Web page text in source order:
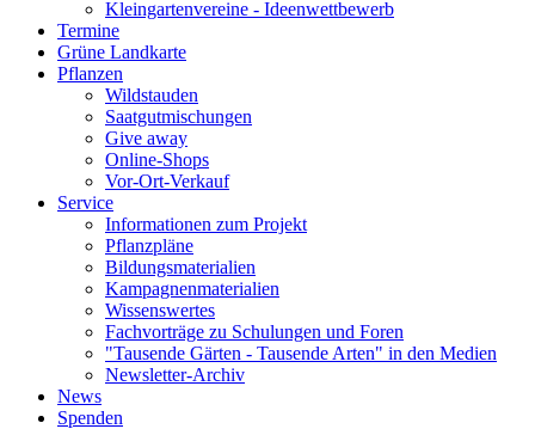
Kleingartenvereine - Ideenwettbewerb
Termine
Grüne Landkarte
Pflanzen
Wildstauden
Saatgutmischungen
Give away
Online-Shops
Vor-Ort-Verkauf
Service
Informationen zum Projekt
Pflanzpläne
Bildungsmaterialien
Kampagnenmaterialien
Wissenswertes
Fachvorträge zu Schulungen und Foren
"Tausende Gärten - Tausende Arten" in den Medien
Newsletter-Archiv
News
Spenden